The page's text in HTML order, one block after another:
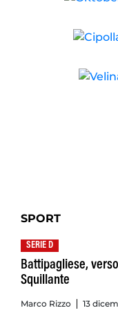
SPORT
SERIE D
Battipagliese,
Squillante
Marco Rizzo 13